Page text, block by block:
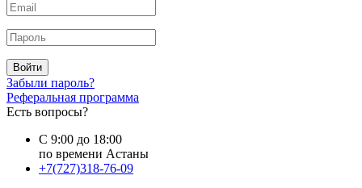
Войти
Забыли пароль?
Реферальная программа
Есть вопросы?
С 9:00 до 18:00
по времени Астаны
+7(727)318-76-09